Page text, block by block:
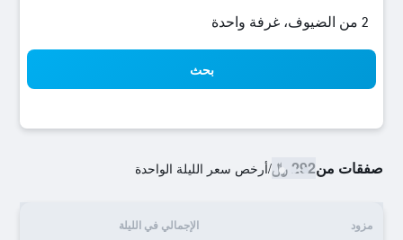
2 من الضيوف، غرفة واحدة
بحث
صفقات من292 ﷼ /أرخص سعر الليلة الواحدة
مزود الإجمالي في الليلة